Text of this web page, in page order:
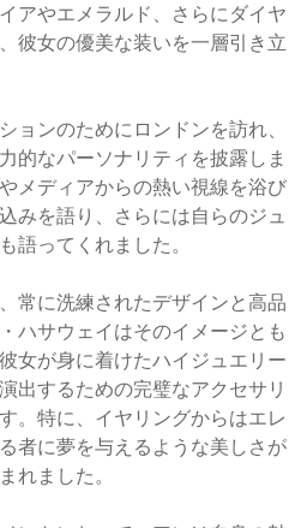
アやエメラルド、さらにダイヤ
彼女の優美な装いを一層引き立
ョンのためにロンドンを訪れ、
的なパーソナリティを披露しま
メディアからの熱い視線を浴び
みを語り、さらには自らのジュ
語ってくれました。
常に洗練されたデザインと高品
ハサウェイはそのイメージとも
女が身に着けたハイジュエリー
出するための完璧なアクセサリ
。特に、イヤリングからはエレ
者に夢を与えるような美しさが
れました。